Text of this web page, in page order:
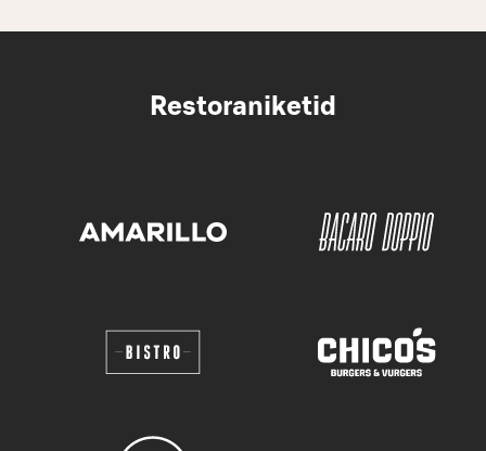
Restoraniketid